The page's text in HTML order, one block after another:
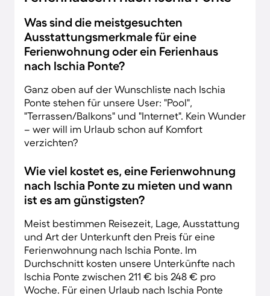
Was sind die meistgesuchten
Ausstattungsmerkmale für eine
Ferienwohnung oder ein Ferienhaus
nach Ischia Ponte?
Ganz oben auf der Wunschliste nach Ischia
Ponte stehen für unsere User: "Pool",
"Terrassen/Balkons" und "Internet". Kein Wunder
– wer will im Urlaub schon auf Komfort
verzichten?
Wie viel kostet es, eine Ferienwohnung
nach Ischia Ponte zu mieten und wann
ist es am günstigsten?
Meist bestimmen Reisezeit, Lage, Ausstattung
und Art der Unterkunft den Preis für eine
Ferienwohnung nach Ischia Ponte. Im
Durchschnitt kosten unsere Unterkünfte nach
Ischia Ponte zwischen 211 € bis 248 € pro
Woche. Für einen Urlaub nach Ischia Ponte